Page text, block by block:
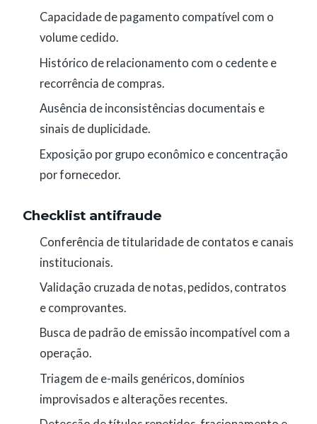
Capacidade de pagamento compatível com o
volume cedido.
Histórico de relacionamento com o cedente e
recorrência de compras.
Ausência de inconsistências documentais e
sinais de duplicidade.
Exposição por grupo econômico e concentração
por fornecedor.
Checklist antifraude
Conferência de titularidade de contatos e canais
institucionais.
Validação cruzada de notas, pedidos, contratos
e comprovantes.
Busca de padrão de emissão incompatível com a
operação.
Triagem de e-mails genéricos, domínios
improvisados e alterações recentes.